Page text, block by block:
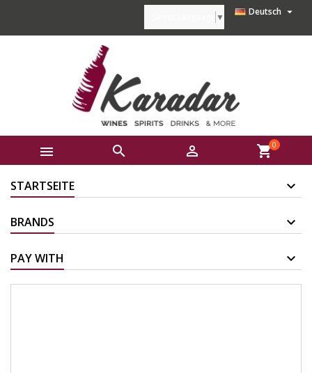
Deutsch 
▼
   shopping_cart0
STARTSEITE
BRANDS
PAY WITH